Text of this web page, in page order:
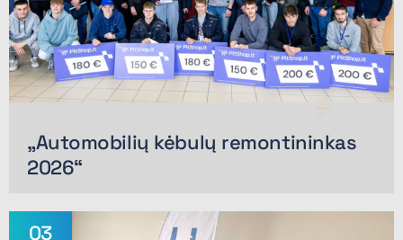
„Automobilių kėbulų remontininkas
2026“
03